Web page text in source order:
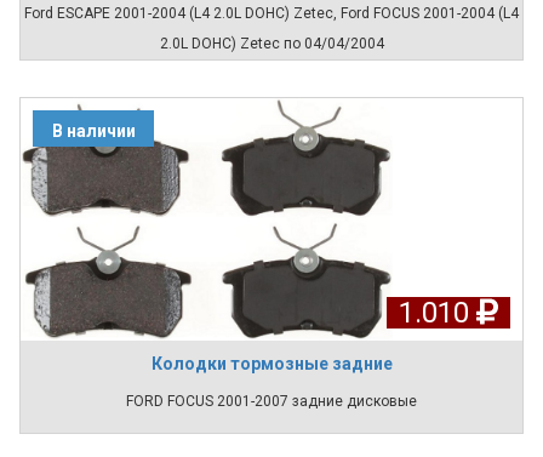
Ford ESCAPE 2001-2004 (L4 2.0L DOHC) Zetec, Ford FOCUS 2001-2004 (L4
2.0L DOHC) Zetec по 04/04/2004
В наличии
1.010
Колодки тормозные задние
FORD FOCUS 2001-2007 задние дисковые